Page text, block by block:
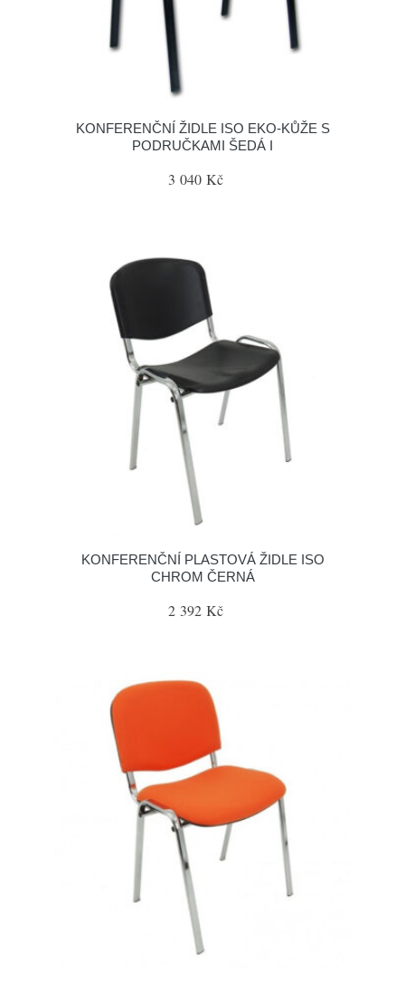
KONFERENČNÍ ŽIDLE ISO EKO-KŮŽE S
PODRUČKAMI ŠEDÁ I
3 040 Kč
KONFERENČNÍ PLASTOVÁ ŽIDLE ISO
CHROM ČERNÁ
2 392 Kč